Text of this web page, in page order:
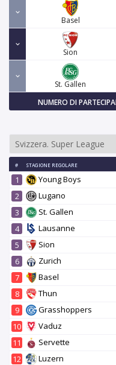
Basel
Sion
St. Gallen
NUMERO DI
# STAGIONE REGOLARE
1 Young Boys
2
Lugano
3
St. Gallen
4
Lausanne
5
Sion
6
Zurich
7
Basel
8
Thun
9
Grasshoppers
10
Vaduz
11
Servette
12
Luzern